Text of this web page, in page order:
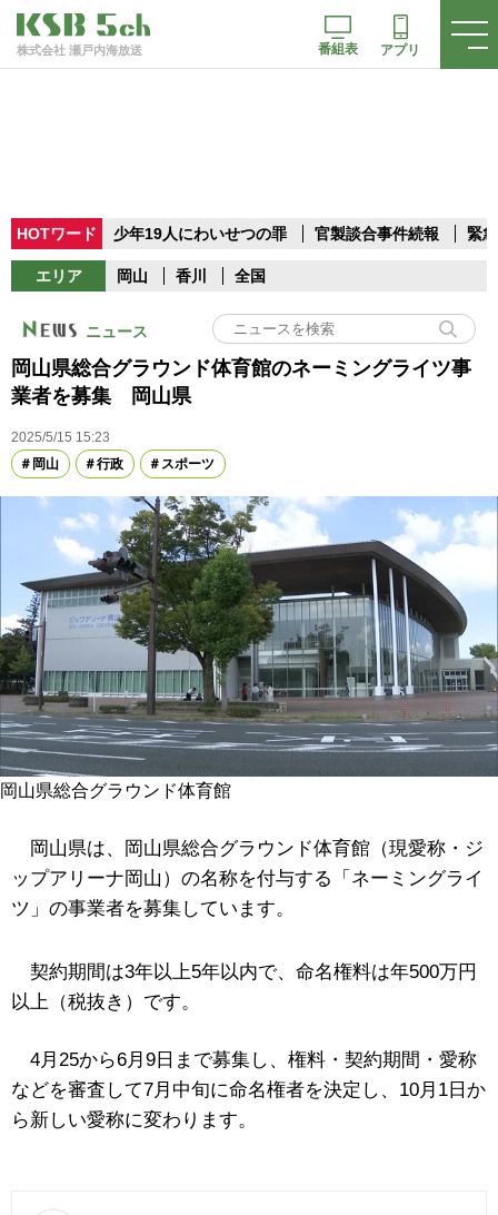
株式会社 瀬戸内海放送 番組表 アプリ
HOTワード 少年19人にわいせつの罪 官製談合事件続報 緊
エリア 岡山 香川 全国
ニュース
岡山県総合グラウンド体育館のネーミングライツ事
業者を募集 岡山県
2025/5/15 15:23
岡山
行政 スポーツ
岡山県総合グラウンド体育館
岡山県は、岡山県総合グラウンド体育館（現愛称・ジ
ップアリーナ岡山）の名称を付与する「ネーミングライ
ツ」の事業者を募集しています。
契約期間は3年以上5年以内で、命名権料は年500万円
以上（税抜き）です。
4月25から6月9日まで募集し、権料・契約期間・愛称
などを審査して7月中旬に命名権者を決定し、10月1日か
ら新しい愛称に変わります。